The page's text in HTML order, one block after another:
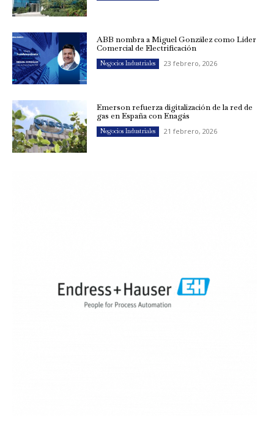
ABB nombra a Miguel González como Líder
Comercial de Electrificación
Negocios Industriales 23 febrero, 2026
Emerson refuerza digitalización de la red de
gas en España con Enagás
Negocios Industriales 21 febrero, 2026